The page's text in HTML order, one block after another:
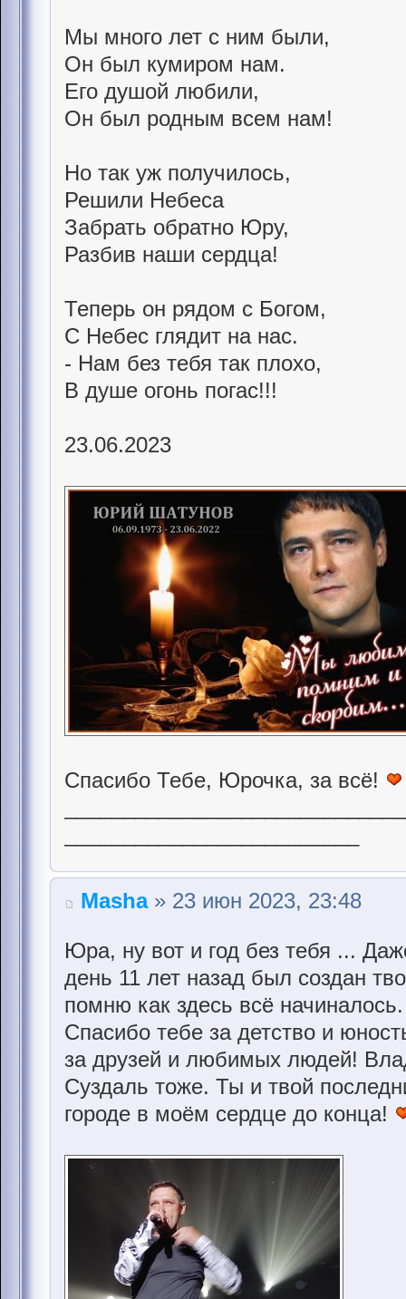
Мы много лет с ним были,
Он был кумиром нам.
Его душой любили,
Он был родным всем нам!
Но так уж получилось,
Решили Небеса
Забрать обратно Юру,
Разбив наши сердца!
Теперь он рядом с Богом,
С Небес глядит на нас.
- Нам без тебя так плохо,
В душе огонь погас!!!
23.06.2023
Спасибо Тебе, Юрочка, за всё!
Masha» 23 июн 2023, 23:48
Юра, ну вот и год без тебя ...
день 11 лет назад был создан
помню как здесь всё
Спасибо тебе за детство и
за друзей и любимых людей!
Суздаль тоже. Ты и твой
городе в моём сердце до конца!